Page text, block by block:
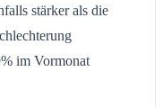
stärker als die
im Vormonat